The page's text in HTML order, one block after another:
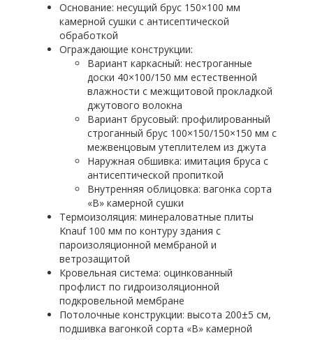
Основание: несущий брус 150×100 мм
камерной сушки с антисептической
обработкой
Ограждающие конструкции:
Вариант каркасный: нестроганные
доски 40×100/150 мм естественной
влажности с межщитовой прокладкой
джутового волокна
Вариант брусовый: профилированный
строганный брус 100×150/150×150 мм с
межвенцовым утеплителем из джута
Наружная обшивка: имитация бруса с
антисептической пропиткой
Внутренняя облицовка: вагонка сорта
«В» камерной сушки
Термоизоляция: минераловатные плиты
Knauf 100 мм по контуру здания с
пароизоляционной мембраной и
ветрозащитой
Кровельная система: оцинкованный
профлист по гидроизоляционной
подкровельной мембране
Потолочные конструкции: высота 200±5 см,
подшивка вагонкой сорта «В» камерной